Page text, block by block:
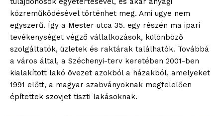
blogSZOLNOK
szubjektív élményportál
közreműködésével történhet meg. Ami ugye nem
egyszerű. Így a Mester utca 35. egy részén ma ipari
tevékenységet végző vállalkozások, különböző
szolgáltatók, üzletek és raktárak találhatók. Továbbá
a város által, a Széchenyi-terv keretében 2001-ben
kialakított lakó övezet azokból a házakból, amelyeket
1991 előtt, a magyar szabványoknak megfelelően
építettek szovjet tiszti lakásoknak.